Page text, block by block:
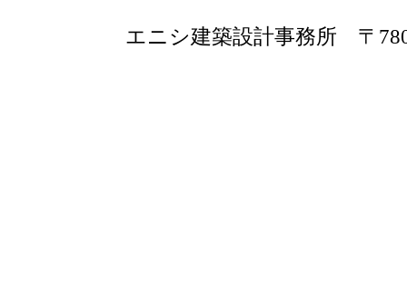
エニシ建築設計事務所 〒